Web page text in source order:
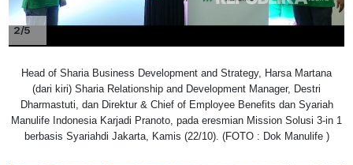
2/5
Head of Sharia Business Development and Strategy, Harsa Martana
(dari kiri) Sharia Relationship and Development Manager, Destri
Dharmastuti, dan Direktur & Chief of Employee Benefits dan Syariah
Manulife Indonesia Karjadi Pranoto, pada eresmian Mission Solusi 3-in 1
berbasis Syariahdi Jakarta, Kamis (22/10). (FOTO : Dok Manulife )